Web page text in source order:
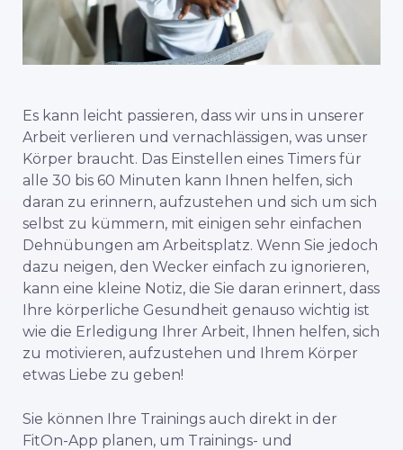
Es kann leicht passieren, dass wir uns in unserer
Arbeit verlieren und vernachlässigen, was unser
Körper braucht. Das Einstellen eines Timers für
alle 30 bis 60 Minuten kann Ihnen helfen, sich
daran zu erinnern, aufzustehen und sich um sich
selbst zu kümmern, mit einigen sehr einfachen
Dehnübungen am Arbeitsplatz. Wenn Sie jedoch
dazu neigen, den Wecker einfach zu ignorieren,
kann eine kleine Notiz, die Sie daran erinnert, dass
Ihre körperliche Gesundheit genauso wichtig ist
wie die Erledigung Ihrer Arbeit, Ihnen helfen, sich
zu motivieren, aufzustehen und Ihrem Körper
etwas Liebe zu geben!
Sie können Ihre Trainings auch direkt in der
FitOn-App planen, um Trainings- und